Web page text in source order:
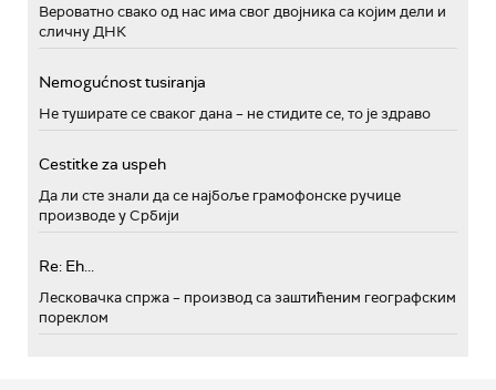
Вероватно свако од нас има свог двојника са којим дели и
сличну ДНК
Nemogućnost tusiranja
Не туширате се сваког дана – не стидите се, то је здраво
Cestitke za uspeh
Да ли сте знали да се најбоље грамофонске ручице
производе у Србији
Re: Eh...
Лесковачка спржа – производ са заштићеним географским
пореклом